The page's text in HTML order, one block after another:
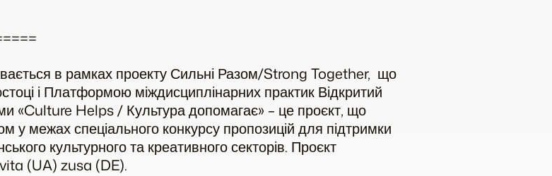
в рамках проекту Сильні Разом/Strong Together, що
і Платформою міждисциплінарних практик Відкритий
«Culture Helps / Культура допомагає» – це проєкт, що
у межах спеціального конкурсу пропозицій для підтримки
культурного та креативного секторів. Проєкт
(UA) zusa (DE).